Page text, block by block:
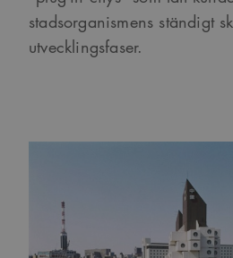
stadsorganismens ständigt
utvecklingsfaser.